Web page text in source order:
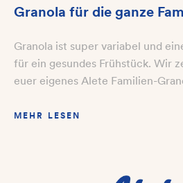
Granola für die ganze
Granola ist super variabel und
für ein gesundes Frühstück. Wir
euer eigenes Alete Familien-
MEHR LESEN